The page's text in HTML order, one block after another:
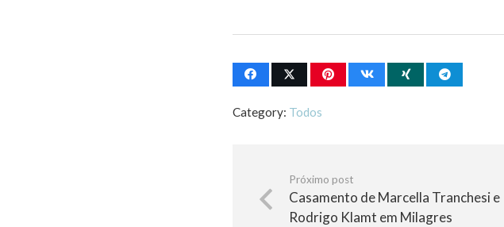
Category: Todos
Próximo post
Casamento de Marcella Tranchesi e
Rodrigo Klamt em Milagres